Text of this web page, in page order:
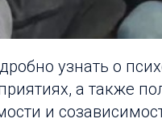
узнать о
а также
и